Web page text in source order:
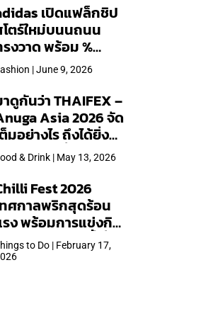
เปิดแฟล็กชิป
ตร์ใหม่บนนถนน
งวาด พร้อม %
และคอลเลก
ชันพิเศษเฉพาะสาขา
| June 9, 2026
ดูกันว่า THAIFEX –
Asia 2026 จัด
มอย่างไร ถึงได้ยิ่ง
ญ่สุดเท่าที่เคยจัดมา
& Drink | May 13, 2026
Fest 2026
ศกาลพริกสุดร้อน
ง พร้อมการแข่งกิน
ก จัด 28 มี.ค.นี้ ที่โรง
มคิมป์ตัน มาลัยฯ
to Do | February 17,